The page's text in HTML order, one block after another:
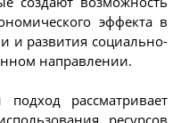
эффекта в
и развития социально-
направлении.
подход рассматривает